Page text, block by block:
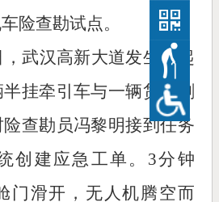
险查勘试点。
武汉高新大道发生一起
挂牵引车与一辆货车剧
查勘员冯黎明接到任务
创建应急工单。3分钟
门滑开，无人机腾空而